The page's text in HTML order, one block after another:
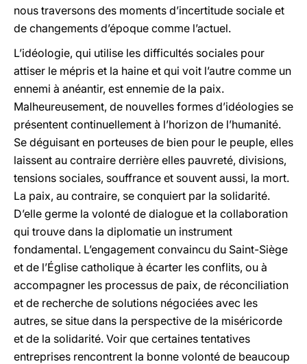
nous traversons des moments d’incertitude sociale et
de changements d’époque comme l’actuel.
L’idéologie, qui utilise les difficultés sociales pour
attiser le mépris et la haine et qui voit l’autre comme un
ennemi à anéantir, est ennemie de la paix.
Malheureusement, de nouvelles formes d’idéologies se
présentent continuellement à l’horizon de l’humanité.
Se déguisant en porteuses de bien pour le peuple, elles
laissent au contraire derrière elles pauvreté, divisions,
tensions sociales, souffrance et souvent aussi, la mort.
La paix, au contraire, se conquiert par la solidarité.
D’elle germe la volonté de dialogue et la collaboration
qui trouve dans la diplomatie un instrument
fondamental. L’engagement convaincu du Saint-Siège
et de l’Église catholique à écarter les conflits, ou à
accompagner les processus de paix, de réconciliation
et de recherche de solutions négociées avec les
autres, se situe dans la perspective de la miséricorde
et de la solidarité. Voir que certaines tentatives
entreprises rencontrent la bonne volonté de beaucoup